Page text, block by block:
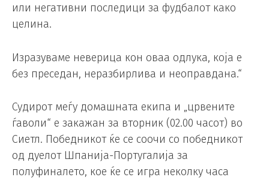
или негативни последици за фудбалот како
целина.
Изразуваме неверица кон оваа одлука, која е
без преседан, неразбирлива и неоправдана.“
Судирот меѓу домашната екипа и „црвените
ѓаволи“ е закажан за вторник (02.00 часот) во
Сиетл. Победникот ќе се соочи со победникот
од дуелот Шпанија-Португалија за
полуфиналето, кое ќе се игра неколку часа